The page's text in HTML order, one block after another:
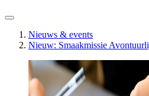
Nieuws & events
Nieuw: Smaakmissie